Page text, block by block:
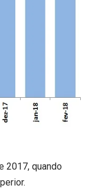
2017, quando